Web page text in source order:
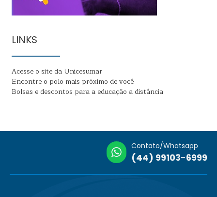
LINKS
Acesse o site da Unicesumar
Encontre o polo mais próximo de você
Bolsas e descontos para a educação a distância
Contato/Whatsapp
(44) 99103-6999